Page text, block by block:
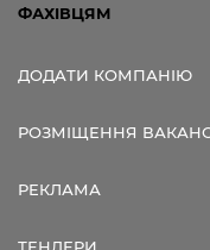
ФАХІВЦЯМ
ДОДАТИ КОМПАНІЮ
РОЗМІЩЕННЯ
РЕКЛАМА